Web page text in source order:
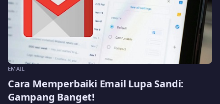
EMAIL
Cara Memperbaiki Email Lupa Sandi:
Gampang Banget!